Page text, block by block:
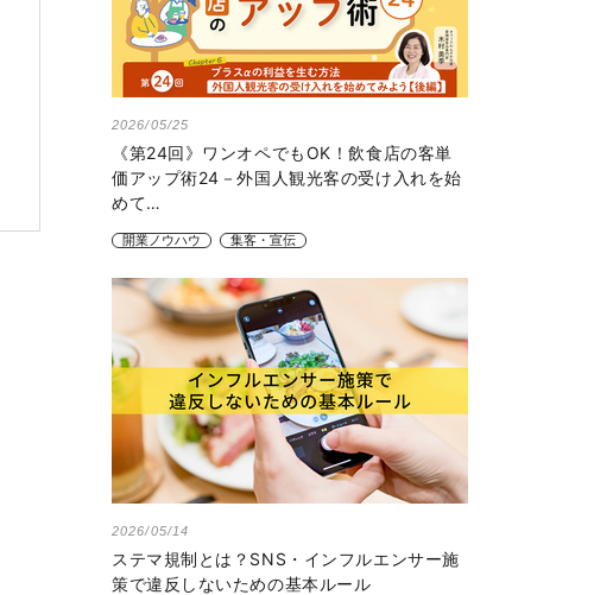
2026/05/25
《第24回》ワンオペでもOK！飲食店の客単
価アップ術24－外国人観光客の受け入れを始
めて…
開業ノウハウ 集客・宣伝
2026/05/14
ステマ規制とは？SNS・インフルエンサー施
策で違反しないための基本ルール